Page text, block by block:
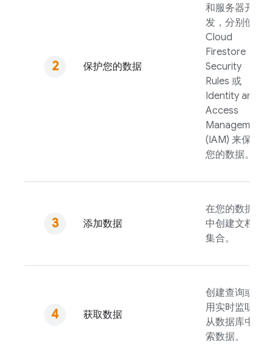
保护您的数据
和服务器开
发，分别使用
Cloud
Firestore
Security
Rules 或
Identity and
Access
Management
(IAM) 来保护
您的数据。
添加数据
在您的数据库
中创建文档和
集合。
获取数据
创建查询或使
用实时监听器
从数据库中检
索数据。